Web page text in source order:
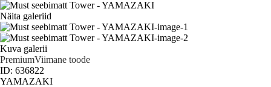
Näita galeriid
Kuva galerii
PremiumViimane toode
ID: 636822
YAMAZAKI